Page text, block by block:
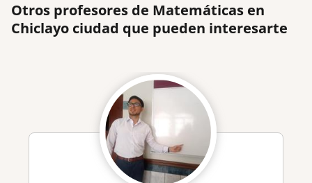
Otros profesores de Matemáticas en
Chiclayo ciudad que pueden interesarte